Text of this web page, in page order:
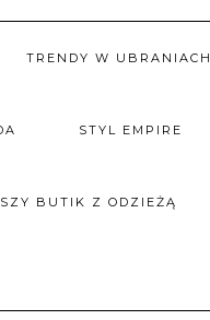
TRENDY W UBRANIACH
STYL EMPIRE
BUTIK Z ODZIEŻĄ